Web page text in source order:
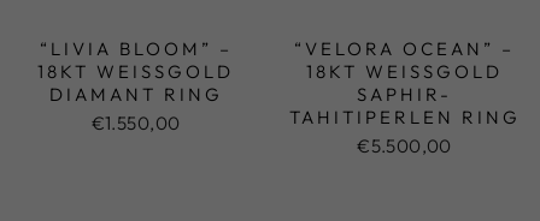
“LIVIA BLOOM” –
18KT WEISSGOLD D
IAMANT RING
€1.550,00
“VELORA OCEAN” –
18KT WEISSGOLD S
APHIR-T
AHITIPERLEN RING
€5.500,00